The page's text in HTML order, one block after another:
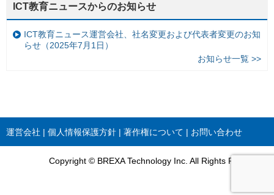
ICT教育ニュースからのお知らせ
ICT教育ニュース運営会社、社名変更および代表者変更のお知
らせ（2025年7月1日）
お知らせ一覧 >>
運営会社 個人情報保護方針 著作権について お問い合わせ
Copyright © BREXA Technology Inc. All Rights Reserved.